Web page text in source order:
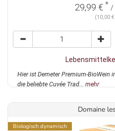
29,99 € * /
(10,00
Hier ist Demeter Premium-BioWein
die beliebte Cuvée Trad... mehr
Domaine
Biologisch dynamisch